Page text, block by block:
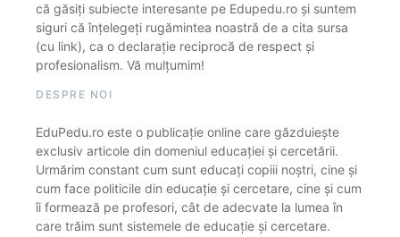
că găsiți subiecte interesante pe Edupedu.ro și suntem
siguri că înțelegeți rugămintea noastră de a cita sursa
(cu link), ca o declarație reciprocă de respect și
profesionalism. Vă mulțumim!
DESPRE NOI
EduPedu.ro este o publicație online care găzduiește
exclusiv articole din domeniul educației și cercetării.
Urmărim constant cum sunt educați copiii noștri, cine și
cum face politicile din educație și cercetare, cine și cum
îi formează pe profesori, cât de adecvate la lumea în
care trăim sunt sistemele de educație și cercetare.